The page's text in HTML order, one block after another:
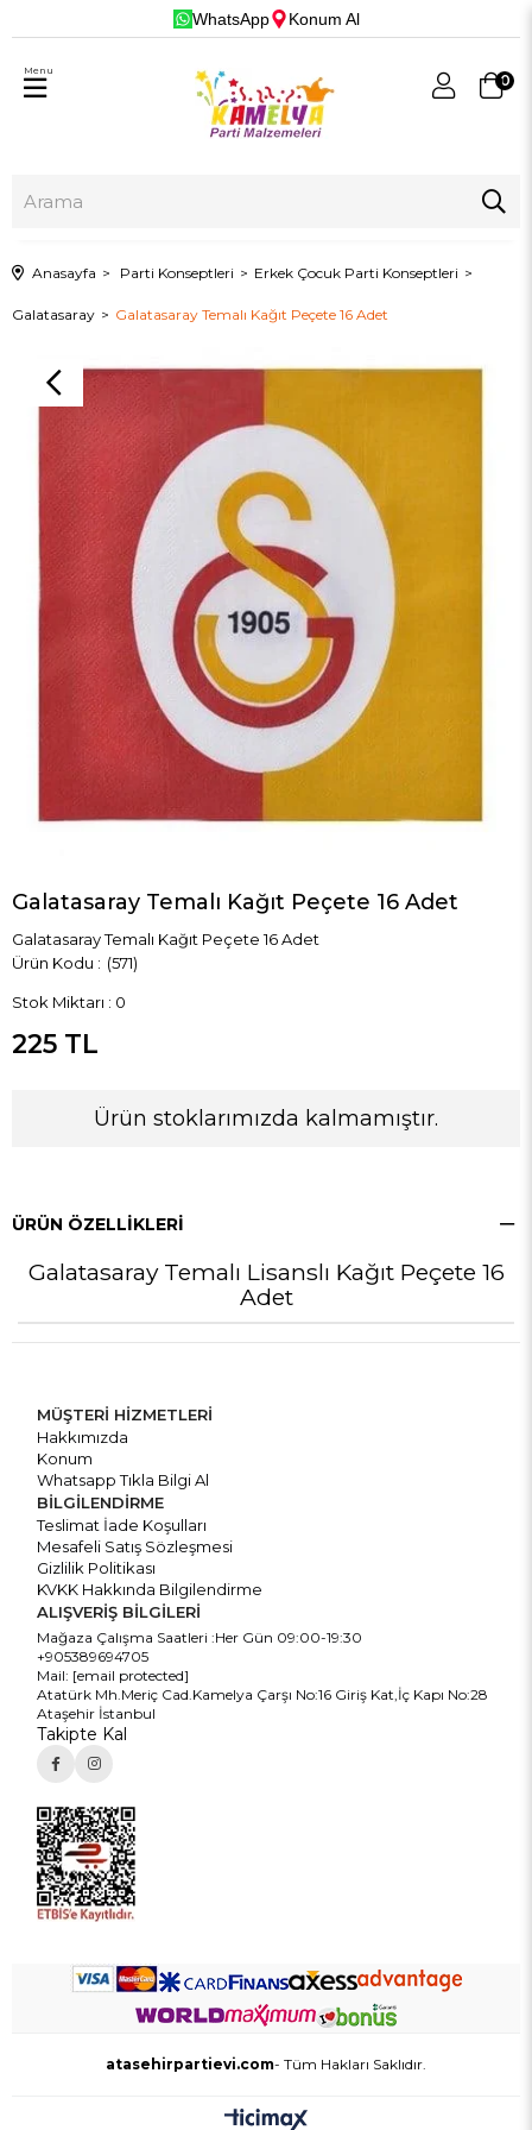
WhatsApp Konum Al
0
Menu
Anasayfa Parti Konseptleri Erkek Çocuk Parti Konseptleri
Galatasaray Galatasaray Temalı Kağıt Peçete 16 Adet
Galatasaray Temalı Kağıt Peçete 16 Adet
Galatasaray Temalı Kağıt Peçete 16 Adet
(571)
Stok Miktarı : 0
225 TL
Ürün stoklarımızda kalmamıştır.
ÜRÜN ÖZELLIKLERI
Galatasaray Temalı Lisanslı Kağıt Peçete 16
Adet
MÜŞTERİ HİZMETLERİ
Hakkımızda
Konum
Whatsapp Tıkla Bilgi Al
BİLGİLENDİRME
Teslimat İade Koşulları
Mesafeli Satış Sözleşmesi
Gizlilik Politikası
KVKK Hakkında Bilgilendirme
ALIŞVERİŞ BİLGİLERİ
Mağaza Çalışma Saatleri :Her Gün 09:00-19:30
+905389694705
Mail: [email protected]
Atatürk Mh.Meriç Cad.Kamelya Çarşı No:16 Giriş Kat,İç Kapı No:28
Ataşehir İstanbul
Takipte Kal
atasehirpartievi.com- Tüm Hakları Saklıdır.